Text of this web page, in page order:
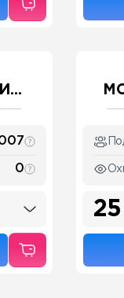
0
25